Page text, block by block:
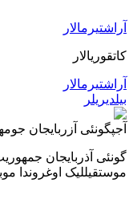
آراشتیرمالار
کاتقوریالار
آراشتیرمالار
بیلدیریلر
آجپگونئی آزربایجان
گونئی آذربایجان
موستقیللیک اوغروندا